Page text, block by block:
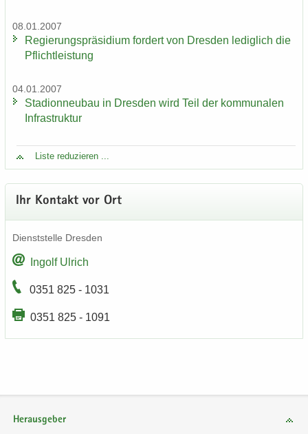
08.01.2007
Re­gie­rungs­prä­si­di­um for­dert von Dres­den le­dig­lich die
Pflicht­leis­tung
04.01.2007
Sta­di­on­neu­bau in Dres­den wird Teil der kom­mu­na­len
In­fra­struk­tur
Liste re­du­zie­ren ...
Ihr Kon­takt vor Ort
Dienst­stel­le Dres­den
In­golf Ul­rich
0351 825 - 1031
0351 825 - 1091
Herausgeber